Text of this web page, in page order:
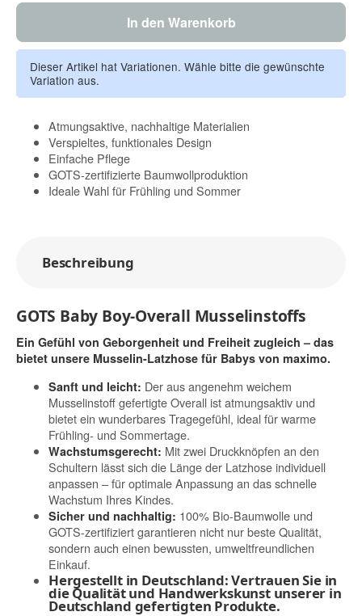
In den Warenkorb
Dieser Artikel hat Variationen. Wähle bitte die gewünschte
Variation aus.
Atmungsaktive, nachhaltige Materialien
Verspieltes, funktionales Design
Einfache Pflege
GOTS-zertifizierte Baumwollproduktion
Ideale Wahl für Frühling und Sommer
Beschreibung
GOTS Baby Boy-Overall Musselinstoffs
Ein Gefühl von Geborgenheit und Freiheit zugleich – das
bietet unsere Musselin-Latzhose für Babys von maximo.
Sanft und leicht: Der aus angenehm weichem
Musselinstoff gefertigte Overall ist atmungsaktiv und
bietet ein wunderbares Tragegefühl, ideal für warme
Frühling- und Sommertage.
Wachstumsgerecht: Mit zwei Druckknöpfen an den
Schultern lässt sich die Länge der Latzhose individuell
anpassen – für optimale Anpassung an das schnelle
Wachstum Ihres Kindes.
Sicher und nachhaltig: 100% Bio-Baumwolle und
GOTS-zertifiziert garantieren nicht nur beste Qualität,
sondern auch einen bewussten, umweltfreundlichen
Einkauf.
Hergestellt in Deutschland:Vertrauen Sie in
die Qualität und Handwerkskunst unserer in
Deutschland gefertigten Produkte.